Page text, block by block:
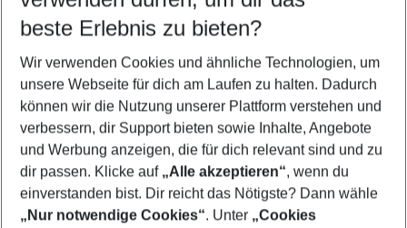
5-8 Nächte
2 Erwachsene Keine Kinder
Mehr Filter anzeigen
beste Erlebnis zu bieten?
Wir verwenden Cookies und ähnliche Technologien, um
unsere Webseite für dich am Laufen zu halten. Dadurch
können wir die Nutzung unserer Plattform verstehen und
verbessern, dir Support bieten sowie Inhalte, Angebote
und Werbung anzeigen, die für dich relevant sind und zu
dir passen. Klicke auf „Alle akzeptieren“, wenn du
einverstanden bist. Dir reicht das Nötigste? Dann wähle
„Nur notwendige Cookies“. Unter „Cookies